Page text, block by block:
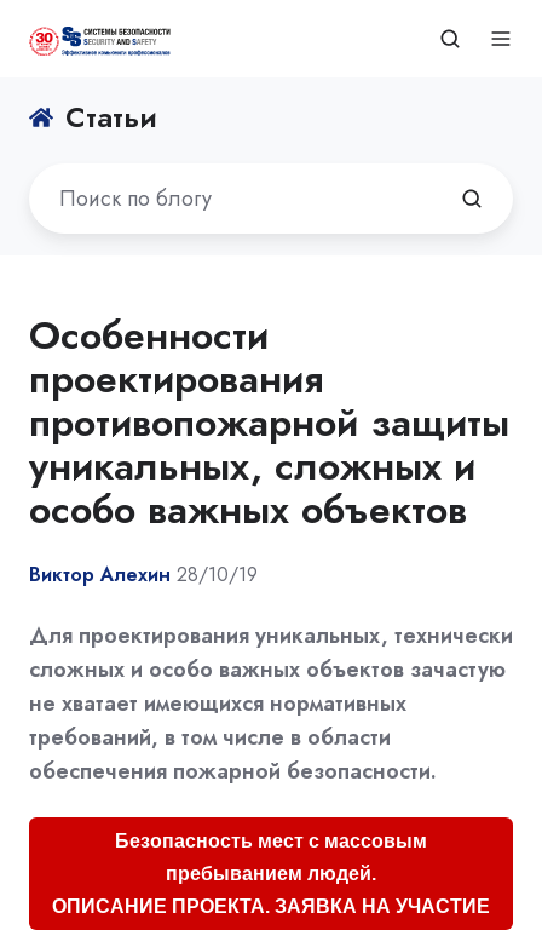
Статьи
Особенности
проектирования
противопожарной защиты
уникальных, сложных и
особо важных объектов
Виктор Алехин 28/10/19
Для проектирования уникальных, технически
сложных и особо важных объектов зачастую
не хватает имеющихся нормативных
требований, в том числе в области
обеспечения пожарной безопасности.
Безопасность мест с массовым
пребыванием людей.
ОПИСАНИЕ ПРОЕКТА. ЗАЯВКА НА УЧАСТИЕ